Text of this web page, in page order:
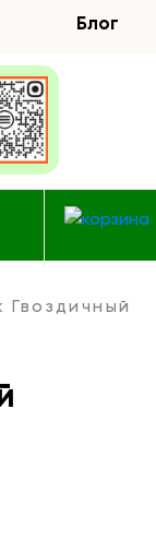
Блог
Гвоздичный